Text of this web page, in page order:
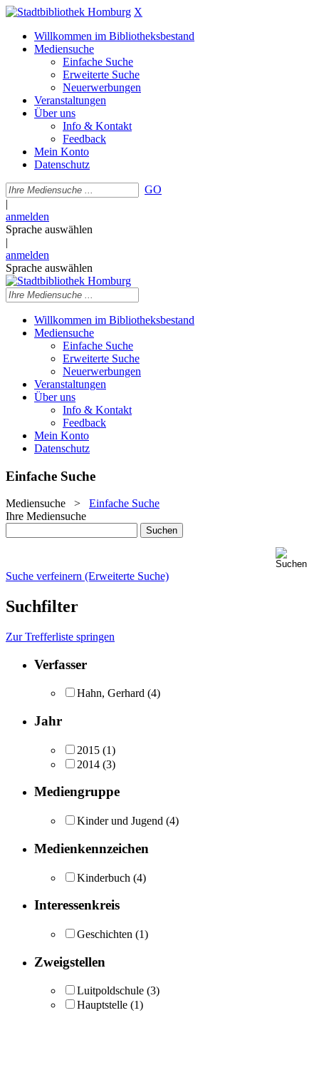
X
Willkommen im Bibliotheksbestand
Mediensuche
Einfache Suche
Erweiterte Suche
Neuerwerbungen
Veranstaltungen
Über uns
Info & Kontakt
Feedback
Mein Konto
Datenschutz
GO
|
anmelden
Sprache auswählen
|
anmelden
Sprache auswählen
Willkommen im Bibliotheksbestand
Mediensuche
Einfache Suche
Erweiterte Suche
Neuerwerbungen
Veranstaltungen
Über uns
Info & Kontakt
Feedback
Mein Konto
Datenschutz
Einfache Suche
Mediensuche > Einfache Suche
Ihre Mediensuche
Suche verfeinern (Erweiterte Suche)
Suchfilter
Zur Trefferliste springen
Verfasser
Hahn, Gerhard (4)
Jahr
2015 (1)
2014 (3)
Mediengruppe
Kinder und Jugend (4)
Medienkennzeichen
Kinderbuch (4)
Interessenkreis
Geschichten (1)
Zweigstellen
Luitpoldschule (3)
Hauptstelle (1)